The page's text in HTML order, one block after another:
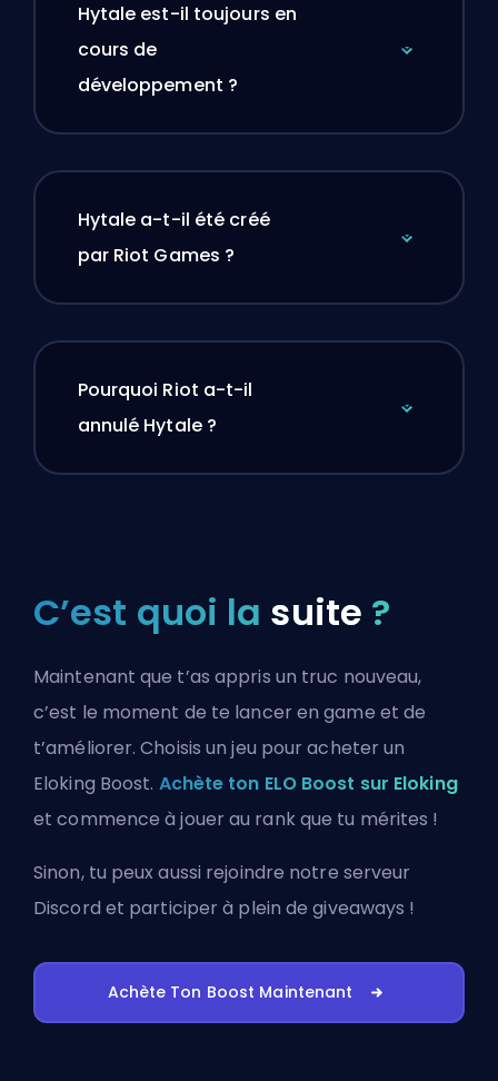
Hytale est-il toujours en
cours de
développement ?
Hytale a-t-il été créé
par Riot Games ?
Pourquoi Riot a-t-il
annulé Hytale ?
C’est quoi la suite ?
Maintenant que t’as appris un truc nouveau,
c’est le moment de te lancer en game et de
t’améliorer. Choisis un jeu pour acheter un
Eloking Boost. Achète ton ELO Boost sur Eloking
et commence à jouer au rank que tu mérites !
Sinon, tu peux aussi rejoindre notre serveur
Discord et participer à plein de giveaways !
Achète Ton Boost Maintenant